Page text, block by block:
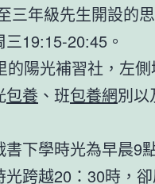
三年級先生開設的
19:15-20:45。
陽光補習社，左側
包養 、班包養網別以
下學時光為早晨9
跨越20：30時，